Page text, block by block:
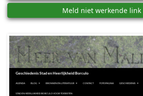
Meld niet werkende link